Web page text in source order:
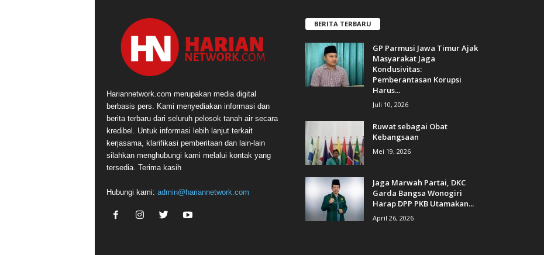
Hariannetwork.com merupakan media digital
berbasis pers. Kami menyediakan informasi dan
berita terbaru dari seluruh pelosok tanah air secara
kredibel. Untuk informasi lebih lanjut terkait
kerjasama, klarifikasi pemberitaan dan lain-lain
silahkan menghubungi kami melalui kontak yang
tersedia. Terima kasih
Hubungi kami: admin@hariannetwork.com
BERITA TERBARU
GP Parmusi Jawa Timur Ajak
Masyarakat Jaga
Kondusivitas:
Pemberantasan Korupsi
Harus...
Juli 10, 2026
Ruwat sebagai Obat
Kebangsaan
Mei 19, 2026
Jaga Marwah Partai, DKC
Garda Bangsa Wonogiri
Harap DPP PKB Utamakan...
April 26, 2026